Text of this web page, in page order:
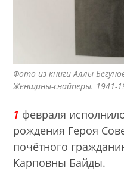
Фото из книги Аллы
Женщины-снайперы. 1941-
1 февраля
рождения Героя
почётного
Карповны Байды.